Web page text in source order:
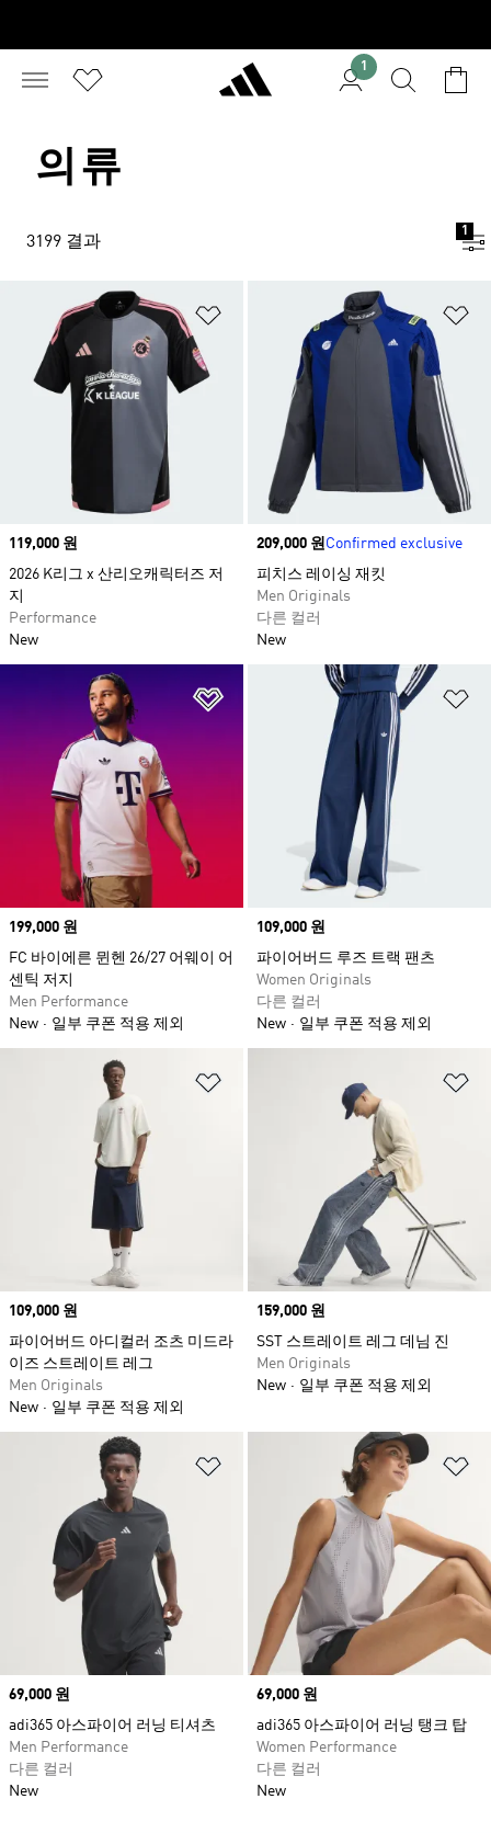
1
의류
3199 결과
1
위시리스트 담기
Price
119,000 원
2026 K리그 x 산리오캐릭터즈 저
지
Performance
New
Price
209,000 원Confirmed exclusive
피치스 레이싱 재킷​
Men Originals
다른 컬러
New
위시리스트 담기
Price
199,000 원
FC 바이에른 뮌헨 26/27 어웨이 어
센틱 저지
Men Performance
New
일부 쿠폰 적용 제외
Price
109,000 원
파이어버드 루즈 트랙 팬츠
Women Originals
다른 컬러
New
일부 쿠폰 적용 제외
Price
109,000 원
파이어버드 아디컬러 조츠 미드라
이즈 스트레이트 레그
Men Originals
New
일부 쿠폰 적용 제외
Price
159,000 원
SST 스트레이트 레그 데님 진
Men Originals
New
일부 쿠폰 적용 제외
위시리스트 담기
Price
69,000 원
adi365 아스파이어 러닝 티셔츠
Men Performance
다른 컬러
New
Price
69,000 원
adi365 아스파이어 러닝 탱크 탑
Women Performance
다른 컬러
New